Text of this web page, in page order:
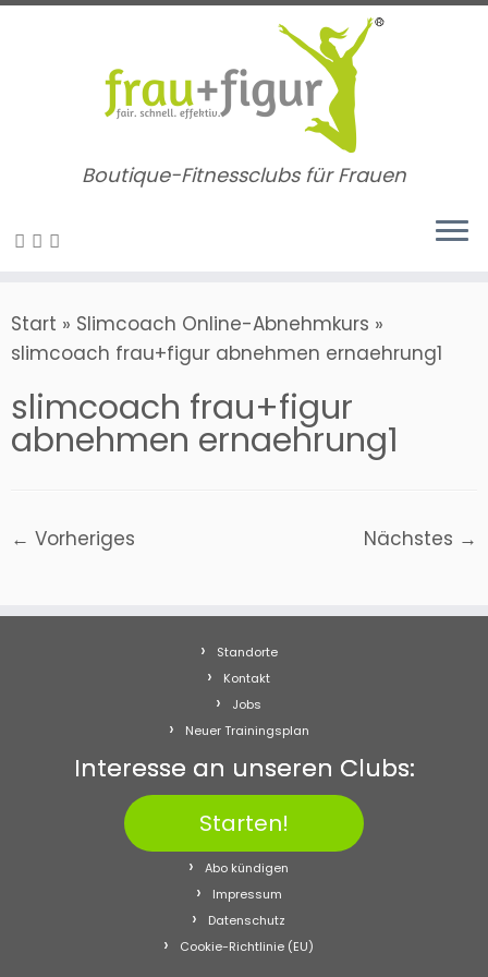
Zum
Boutique-Fitnessclubs für Frauen
Start » Slimcoach Online-Abnehmkurs »
slimcoach frau+figur abnehmen ernaehrung1
slimcoach frau+figur
abnehmen ernaehrung1
← Vorheriges Nächstes →
Standorte
Kontakt
Jobs
Neuer Trainingsplan
Interesse an unseren Clubs:
Starten!
Abo kündigen
Impressum
Datenschutz
Cookie-Richtlinie (EU)